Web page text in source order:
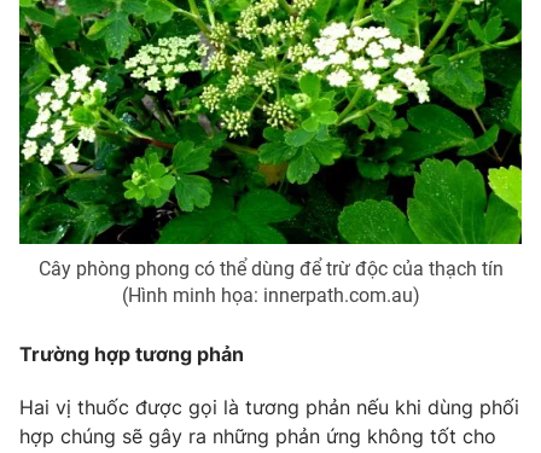
Cây phòng phong có thể dùng để trừ độc của thạch tín
(Hình minh họa: innerpath.com.au)
Trường hợp tương phản
Hai vị thuốc được gọi là tương phản nếu khi dùng phối
hợp chúng sẽ gây ra những phản ứng không tốt cho